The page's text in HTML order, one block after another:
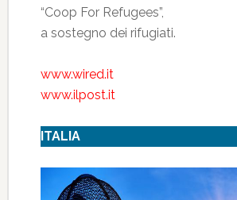
“Coop For Refugees”,
a sostegno dei rifugiati.
www.wired.it
www.ilpost.it
ITALIA